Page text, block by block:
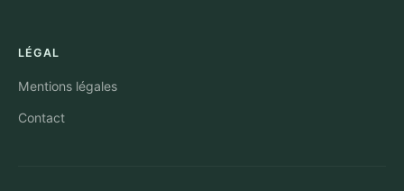
LÉGAL
Mentions légales
Contact